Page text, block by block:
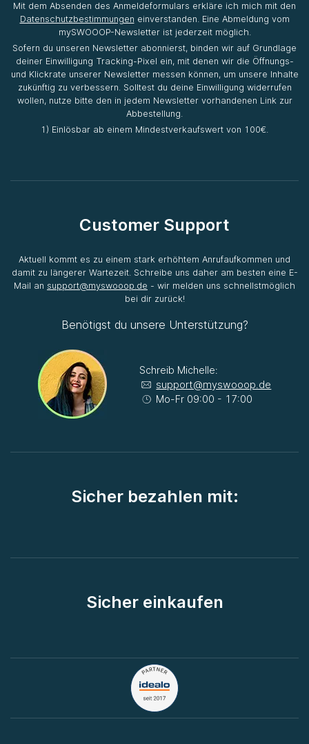
Mit dem Absenden des Anmeldeformulars erkläre ich mich mit den
Datenschutzbestimmungen einverstanden. Eine Abmeldung vom
mySWOOOP-Newsletter ist jederzeit möglich.
Sofern du unseren Newsletter abonnierst, binden wir auf Grundlage
deiner Einwilligung Tracking-Pixel ein, mit denen wir die Öffnungs-
und Klickrate unserer Newsletter messen können, um unsere Inhalte
zukünftig zu verbessern. Solltest du deine Einwilligung widerrufen
wollen, nutze bitte den in jedem Newsletter vorhandenen Link zur
Abbestellung.
1) Einlösbar ab einem Mindestverkaufswert von 100€.
Customer Support
Aktuell kommt es zu einem stark erhöhtem Anrufaufkommen und
damit zu längerer Wartezeit. Schreibe uns daher am besten eine E-
Mail an support@myswooop.de - wir melden uns schnellstmöglich
bei dir zurück!
Benötigst du unsere Unterstützung?
Schreib Michelle:
support@myswooop.de
Mo-Fr 09:00 - 17:00
Sicher bezahlen mit:
Sicher einkaufen